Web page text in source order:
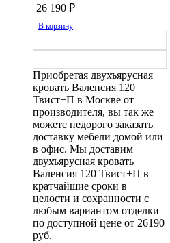
26 190 ₽
В корзину
Приобретая двухъярусная
кровать Валенсия 120
Твист+П в Москве от
производителя, вы так же
можете недорого заказать
доставку мебели домой или
в офис. Мы доставим
двухъярусная кровать
Валенсия 120 Твист+П в
кратчайшие сроки в
целости и сохранности с
любым вариантом отделки
по доступной цене от 26190
руб.